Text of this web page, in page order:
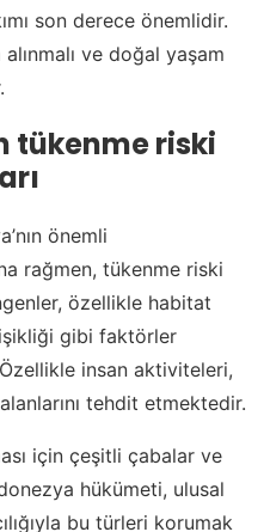
son derece önemlidir.
ve doğal yaşam
tükenme riski
önemli
rağmen, tükenme riski
özellikle habitat
gibi faktörler
insan aktiviteleri,
tehdit etmektedir.
için çeşitli çabalar ve
hükümeti, ulusal
bu türleri korumak